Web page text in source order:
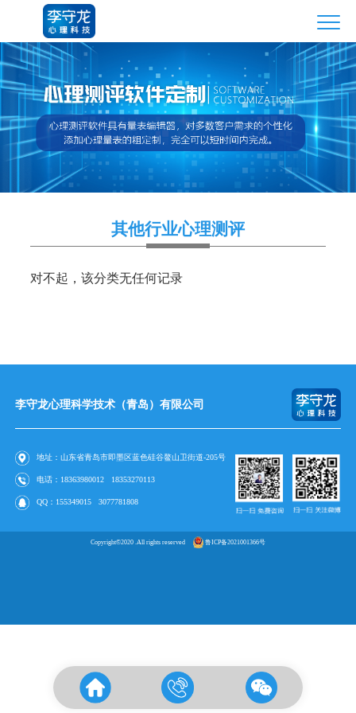
其他行业心理测评
对不起，该分类无任何记录
李守龙心理科学技术（青岛）有限公司
地址：山东省青岛市即墨区蓝色硅谷鳌山卫街道-205号
电话： 18363980012 18353270113
QQ： 155349015 3077781808
Copyright©2020 .All rights reserved 鲁ICP备2021001366号